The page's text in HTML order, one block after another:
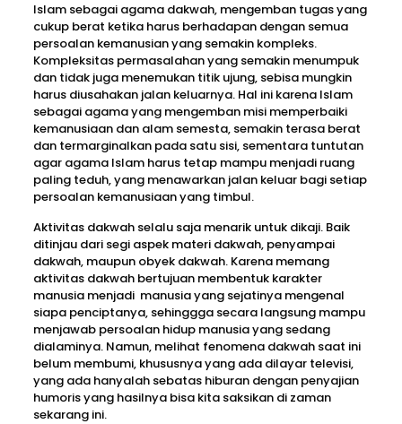
Islam sebagai agama dakwah, mengemban tugas yang
cukup berat ketika harus berhadapan dengan semua
persoalan kemanusian yang semakin kompleks.
Kompleksitas permasalahan yang semakin menumpuk
dan tidak juga menemukan titik ujung, sebisa mungkin
harus diusahakan jalan keluarnya. Hal ini karena Islam
sebagai agama yang mengemban misi memperbaiki
kemanusiaan dan alam semesta, semakin terasa berat
dan termarginalkan pada satu sisi, sementara tuntutan
agar agama Islam harus tetap mampu menjadi ruang
paling teduh, yang menawarkan jalan keluar bagi setiap
persoalan kemanusiaan yang timbul.
Aktivitas dakwah selalu saja menarik untuk dikaji. Baik
ditinjau dari segi aspek materi dakwah, penyampai
dakwah, maupun obyek dakwah. Karena memang
aktivitas dakwah bertujuan membentuk karakter
manusia menjadi manusia yang sejatinya mengenal
siapa penciptanya, sehinggga secara langsung mampu
menjawab persoalan hidup manusia yang sedang
dialaminya. Namun, melihat fenomena dakwah saat ini
belum membumi, khususnya yang ada dilayar televisi,
yang ada hanyalah sebatas hiburan dengan penyajian
humoris yang hasilnya bisa kita saksikan di zaman
sekarang ini.